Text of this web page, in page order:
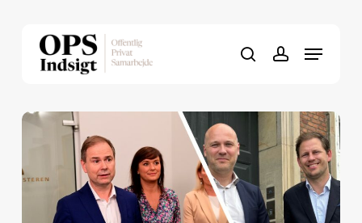
searchaccount
MenuClose